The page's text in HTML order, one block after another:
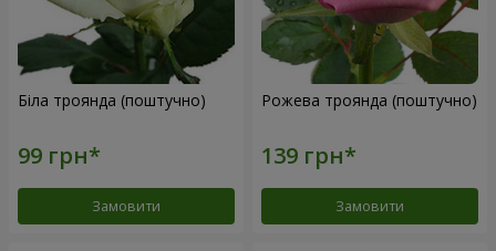
Біла троянда (поштучно)
Замовити
Рожева троянда (поштучно)
Замовити